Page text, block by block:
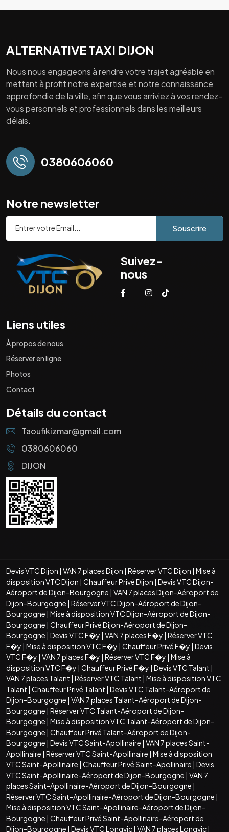
ALTERNATIVE TAXI DIJON
Nous nous engageons à rendre votre trajet agréable en
mettant à profit notre expertise et notre connaissance
approfondie de la ville, afin que vous arriviez à vos rendez-
vous personnels et professionnels dans les meilleurs
délais.
0380606060
Notre newsletter
Souscrire
Suivez-
nous
Liens utiles
À propos de nous
Réserver en ligne
Photos
Contact
Détails du contact
Taoufikizmar@gmail.com
0380606060
DIJON
Devis VTC Dijon | VAN 7 places Dijon | Réserver VTC Dijon | Mise à
disposition VTC Dijon | Chauffeur Privé Dijon | Devis VTC Dijon-
Aéroport de Dijon-Bourgogne | VAN 7 places Dijon-Aéroport de
Dijon-Bourgogne | Réserver VTC Dijon-Aéroport de Dijon-
Bourgogne | Mise à disposition VTC Dijon-Aéroport de Dijon-
Bourgogne | Chauffeur Privé Dijon-Aéroport de Dijon-
Bourgogne | Devis VTC F�y | VAN 7 places F�y | Réserver VTC
F�y | Mise à disposition VTC F�y | Chauffeur Privé F�y | Devis
VTC F�y | VAN 7 places F�y | Réserver VTC F�y | Mise à
disposition VTC F�y | Chauffeur Privé F�y | Devis VTC Talant |
VAN 7 places Talant | Réserver VTC Talant | Mise à disposition VTC
Talant | Chauffeur Privé Talant | Devis VTC Talant-Aéroport de
Dijon-Bourgogne | VAN 7 places Talant-Aéroport de Dijon-
Bourgogne | Réserver VTC Talant-Aéroport de Dijon-
Bourgogne | Mise à disposition VTC Talant-Aéroport de Dijon-
Bourgogne | Chauffeur Privé Talant-Aéroport de Dijon-
Bourgogne | Devis VTC Saint-Apollinaire | VAN 7 places Saint-
Apollinaire | Réserver VTC Saint-Apollinaire | Mise à disposition
VTC Saint-Apollinaire | Chauffeur Privé Saint-Apollinaire | Devis
VTC Saint-Apollinaire-Aéroport de Dijon-Bourgogne | VAN 7
places Saint-Apollinaire-Aéroport de Dijon-Bourgogne |
Réserver VTC Saint-Apollinaire-Aéroport de Dijon-Bourgogne |
Mise à disposition VTC Saint-Apollinaire-Aéroport de Dijon-
Bourgogne | Chauffeur Privé Saint-Apollinaire-Aéroport de
Dijon-Bourgogne | Devis VTC Longvic| VAN 7 places Longvic|